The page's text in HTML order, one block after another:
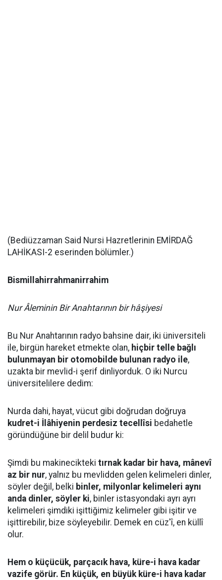
(Bediüzzaman Said Nursi Hazretlerinin EMİRDAĞ
LAHİKASI-2 eserinden bölümler.)
Bismillahirrahmanirrahim
Nur Âleminin Bir Anahtarının bir hâşiyesi
Bu Nur Anahtarının radyo bahsine dair, iki üniversiteli
ile, birgün hareket etmekte olan, hiçbir telle bağlı
bulunmayan bir otomobilde bulunan radyo ile,
uzakta bir mevlid-i şerif dinliyorduk. O iki Nurcu
üniversitelilere dedim:
Nurda dahi, hayat, vücut gibi doğrudan doğruya
kudret-i İlâhiyenin perdesiz tecellîsi bedahetle
göründüğüne bir delil budur ki:
Şimdi bu makinecikteki tırnak kadar bir hava, mânevî
az bir nur, yalnız bu mevlidden gelen kelimeleri dinler,
söyler değil, belki binler, milyonlar kelimeleri aynı
anda dinler, söyler ki, binler istasyondaki ayrı ayrı
kelimeleri şimdiki işittiğimiz kelimeler gibi işitir ve
işittirebilir, bize söyleyebilir. Demek en cüz'î, en küllî
olur.
Hem o küçücük, parçacık hava, küre-i hava kadar
vazife görür. En küçük, en büyük küre-i hava kadar